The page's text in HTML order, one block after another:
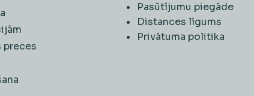
preces
Pasūtījumu piegāde
Distances līgums
Privātuma politika